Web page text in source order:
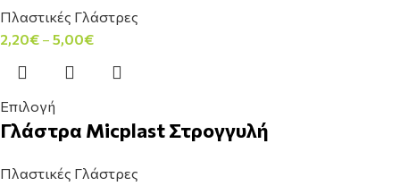
Πλαστικές Γλάστρες
2,20€ – 5,00€
Επιλογή
Γλάστρα Micplast Στρογγυλή
Πλαστικές Γλάστρες